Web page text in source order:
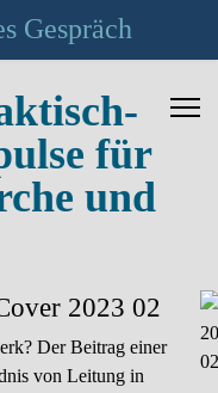
für
und
Der Beitrag einer
von Leitung in